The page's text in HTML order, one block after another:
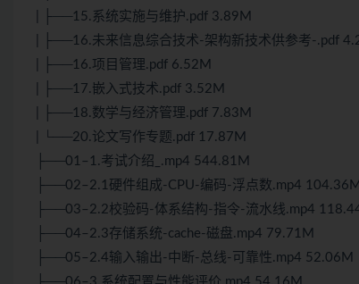
| ├──15.系统实施与维护.pdf 3.89M
| ├──16.未来信息综合技术-架构新技术供参考-.pdf
| ├──16.项目管理.pdf 6.52M
| ├──17.嵌入式技术.pdf 3.52M
| ├──18.数学与经济管理.pdf 7.83M
| └──20.论文写作专题.pdf 17.87M
├──01–1.考试介绍_.mp4 544.81M
├──02–2.1硬件组成-CPU-编码-浮点数.mp4 104.36M
├──03–2.2校验码-体系结构-指令-流水线.mp4
├──04–2.3存储系统-cache-磁盘.mp4 79.71M
├──05–2.4输入输出-中断-总线-可靠性.mp4 52.06M